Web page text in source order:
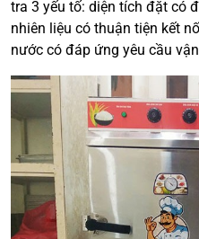
tra 3 yếu tố: diện tích đặt có
nhiên liệu có thuận tiện kết
nước có đáp ứng yêu cầu